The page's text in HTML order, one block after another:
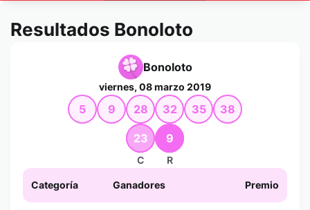
Resultados Bonoloto
Bonoloto
viernes, 08 marzo 2019
5 9 28 32 35 38
23
C
9
R
Categoría Ganadores Premio